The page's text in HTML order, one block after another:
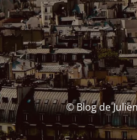
© Blog de